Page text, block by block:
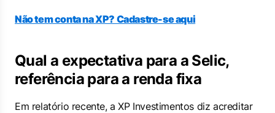
Não tem conta na XP? Cadastre-se aqui
Qual a expectativa para a Selic,
referência para a renda fixa
Em relatório recente, a XP Investimentos diz acreditar